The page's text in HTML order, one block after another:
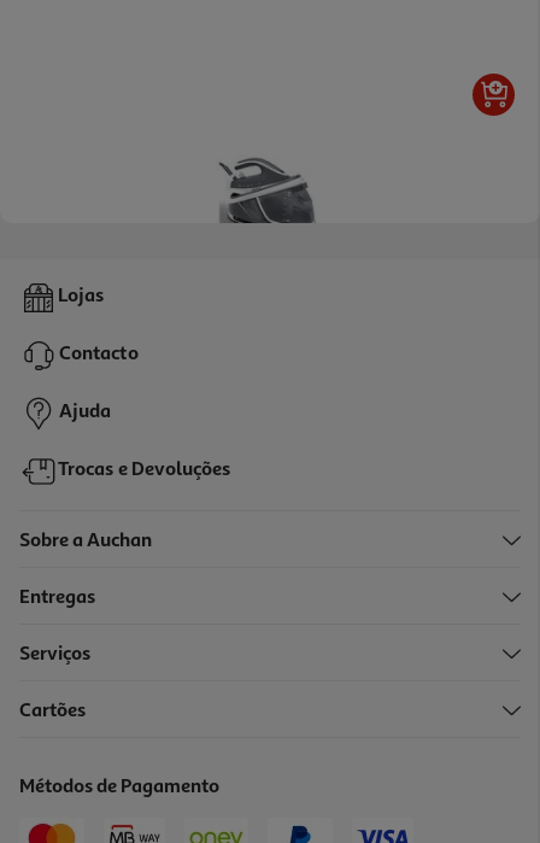
Ferro Com Caldeira Qilive Q.5702 14 L 3000 W 8 Bar
69,99 €
Lojas
Contacto
Ajuda
Trocas e Devoluções
Sobre a Auchan
Entregas
Serviços
Cartões
Métodos de Pagamento